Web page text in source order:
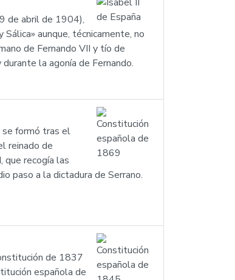
de abril de 1904),
aunque, técnicamente, no
de Fernando VII y tío de
la agonía de Fernando.
se formó tras el
reinado de
recogía las
paso a la dictadura de Serrano.
de 1837
española de